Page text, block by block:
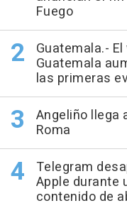
Fuego
Guatemala.-
Guatemala
las primeras
Angeliño llega
Roma
Telegram
Apple durante
contenido de